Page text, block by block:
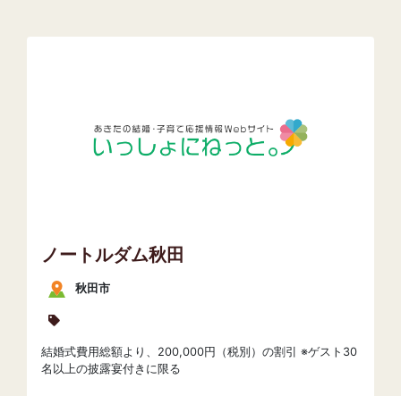
ノートルダム秋田
秋田市
結婚式費用総額より、200,000円（税別）の割引 ※ゲスト30
名以上の披露宴付きに限る